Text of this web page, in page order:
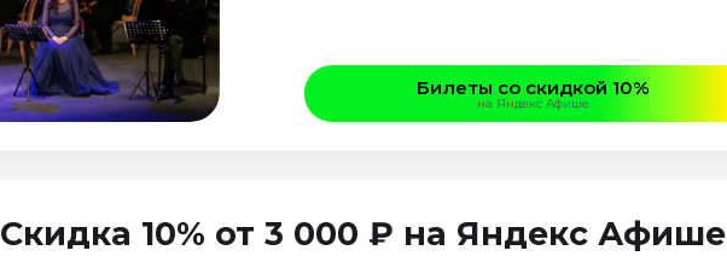
Билеты со скидкой 10%
на Яндекс Афише
Скидка 10% от 3 000 ₽ на Яндекс Афише